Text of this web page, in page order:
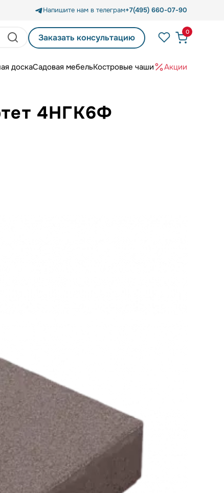
Напишите нам в телеграм+7(495) 660-07-90
Заказать консультацию
0
доскаСадовая мебельКостровые чаши Акции
4НГК6Ф